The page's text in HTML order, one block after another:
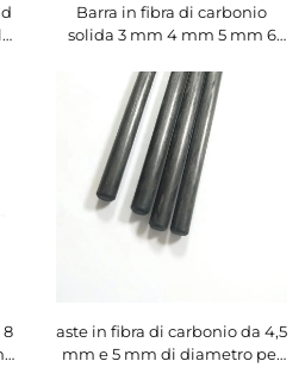
Barra in fibra di carbonio
solida 3 mm 4 mm 5 mm 6
mm 12 mm 12,7 mm
8
aste in fibra di carbonio da 4,5
mm e 5 mm di diametro per